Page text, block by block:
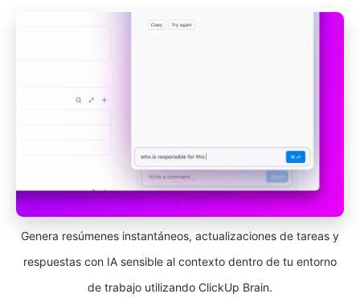
Genera resúmenes instantáneos, actualizaciones de tareas y
respuestas con IA sensible al contexto dentro de tu entorno
de trabajo utilizando ClickUp Brain.